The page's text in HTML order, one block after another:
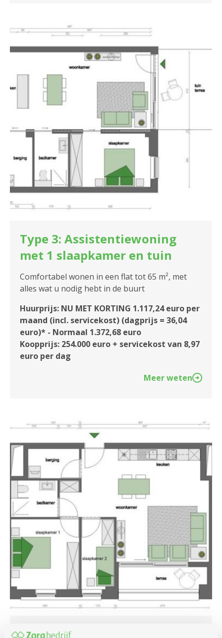
Type 3: Assistentiewoning
met 1 slaapkamer en tuin
Comfortabel wonen in een flat tot 65 m², met
alles wat u nodig hebt in de buurt
Huurprijs: NU MET KORTING 1.117,24 euro per
maand (incl. servicekost) (dagprijs = 36,04
euro)* - Normaal 1.372,68 euro
Koopprijs: 254.000 euro + servicekost van 8,97
euro per dag
Meer weten
Type 4: Assistentiewoning